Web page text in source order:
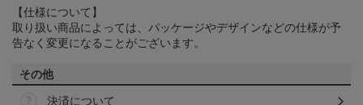
【仕様について】
取り扱い商品によっては、パッケージやデザインなどの仕様が予
告なく変更になることがございます。
その他
決済について